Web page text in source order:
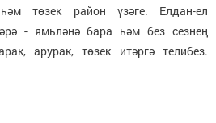
төзек район үзәге. Елдан-ел
- ямьләнә бара һәм без сезнең
арурак, төзек итәргә телибез.